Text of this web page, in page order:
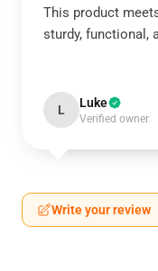
This product
sturdy, functional,
L Luke
Verified owner
Write your review